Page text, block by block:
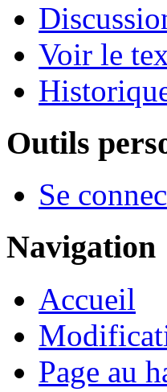
Voir le
Outils
Se
Navigation
Accueil
Page au